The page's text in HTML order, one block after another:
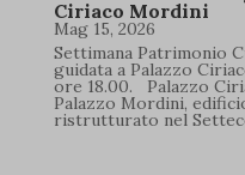
Ciriaco Mordini
Mag 15, 2026
Settimana Patrimonio
guidata a Palazzo
ore 18.00. Palazzo
Palazzo Mordini,
ristrutturato nel